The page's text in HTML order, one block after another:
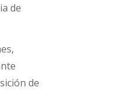
de
de